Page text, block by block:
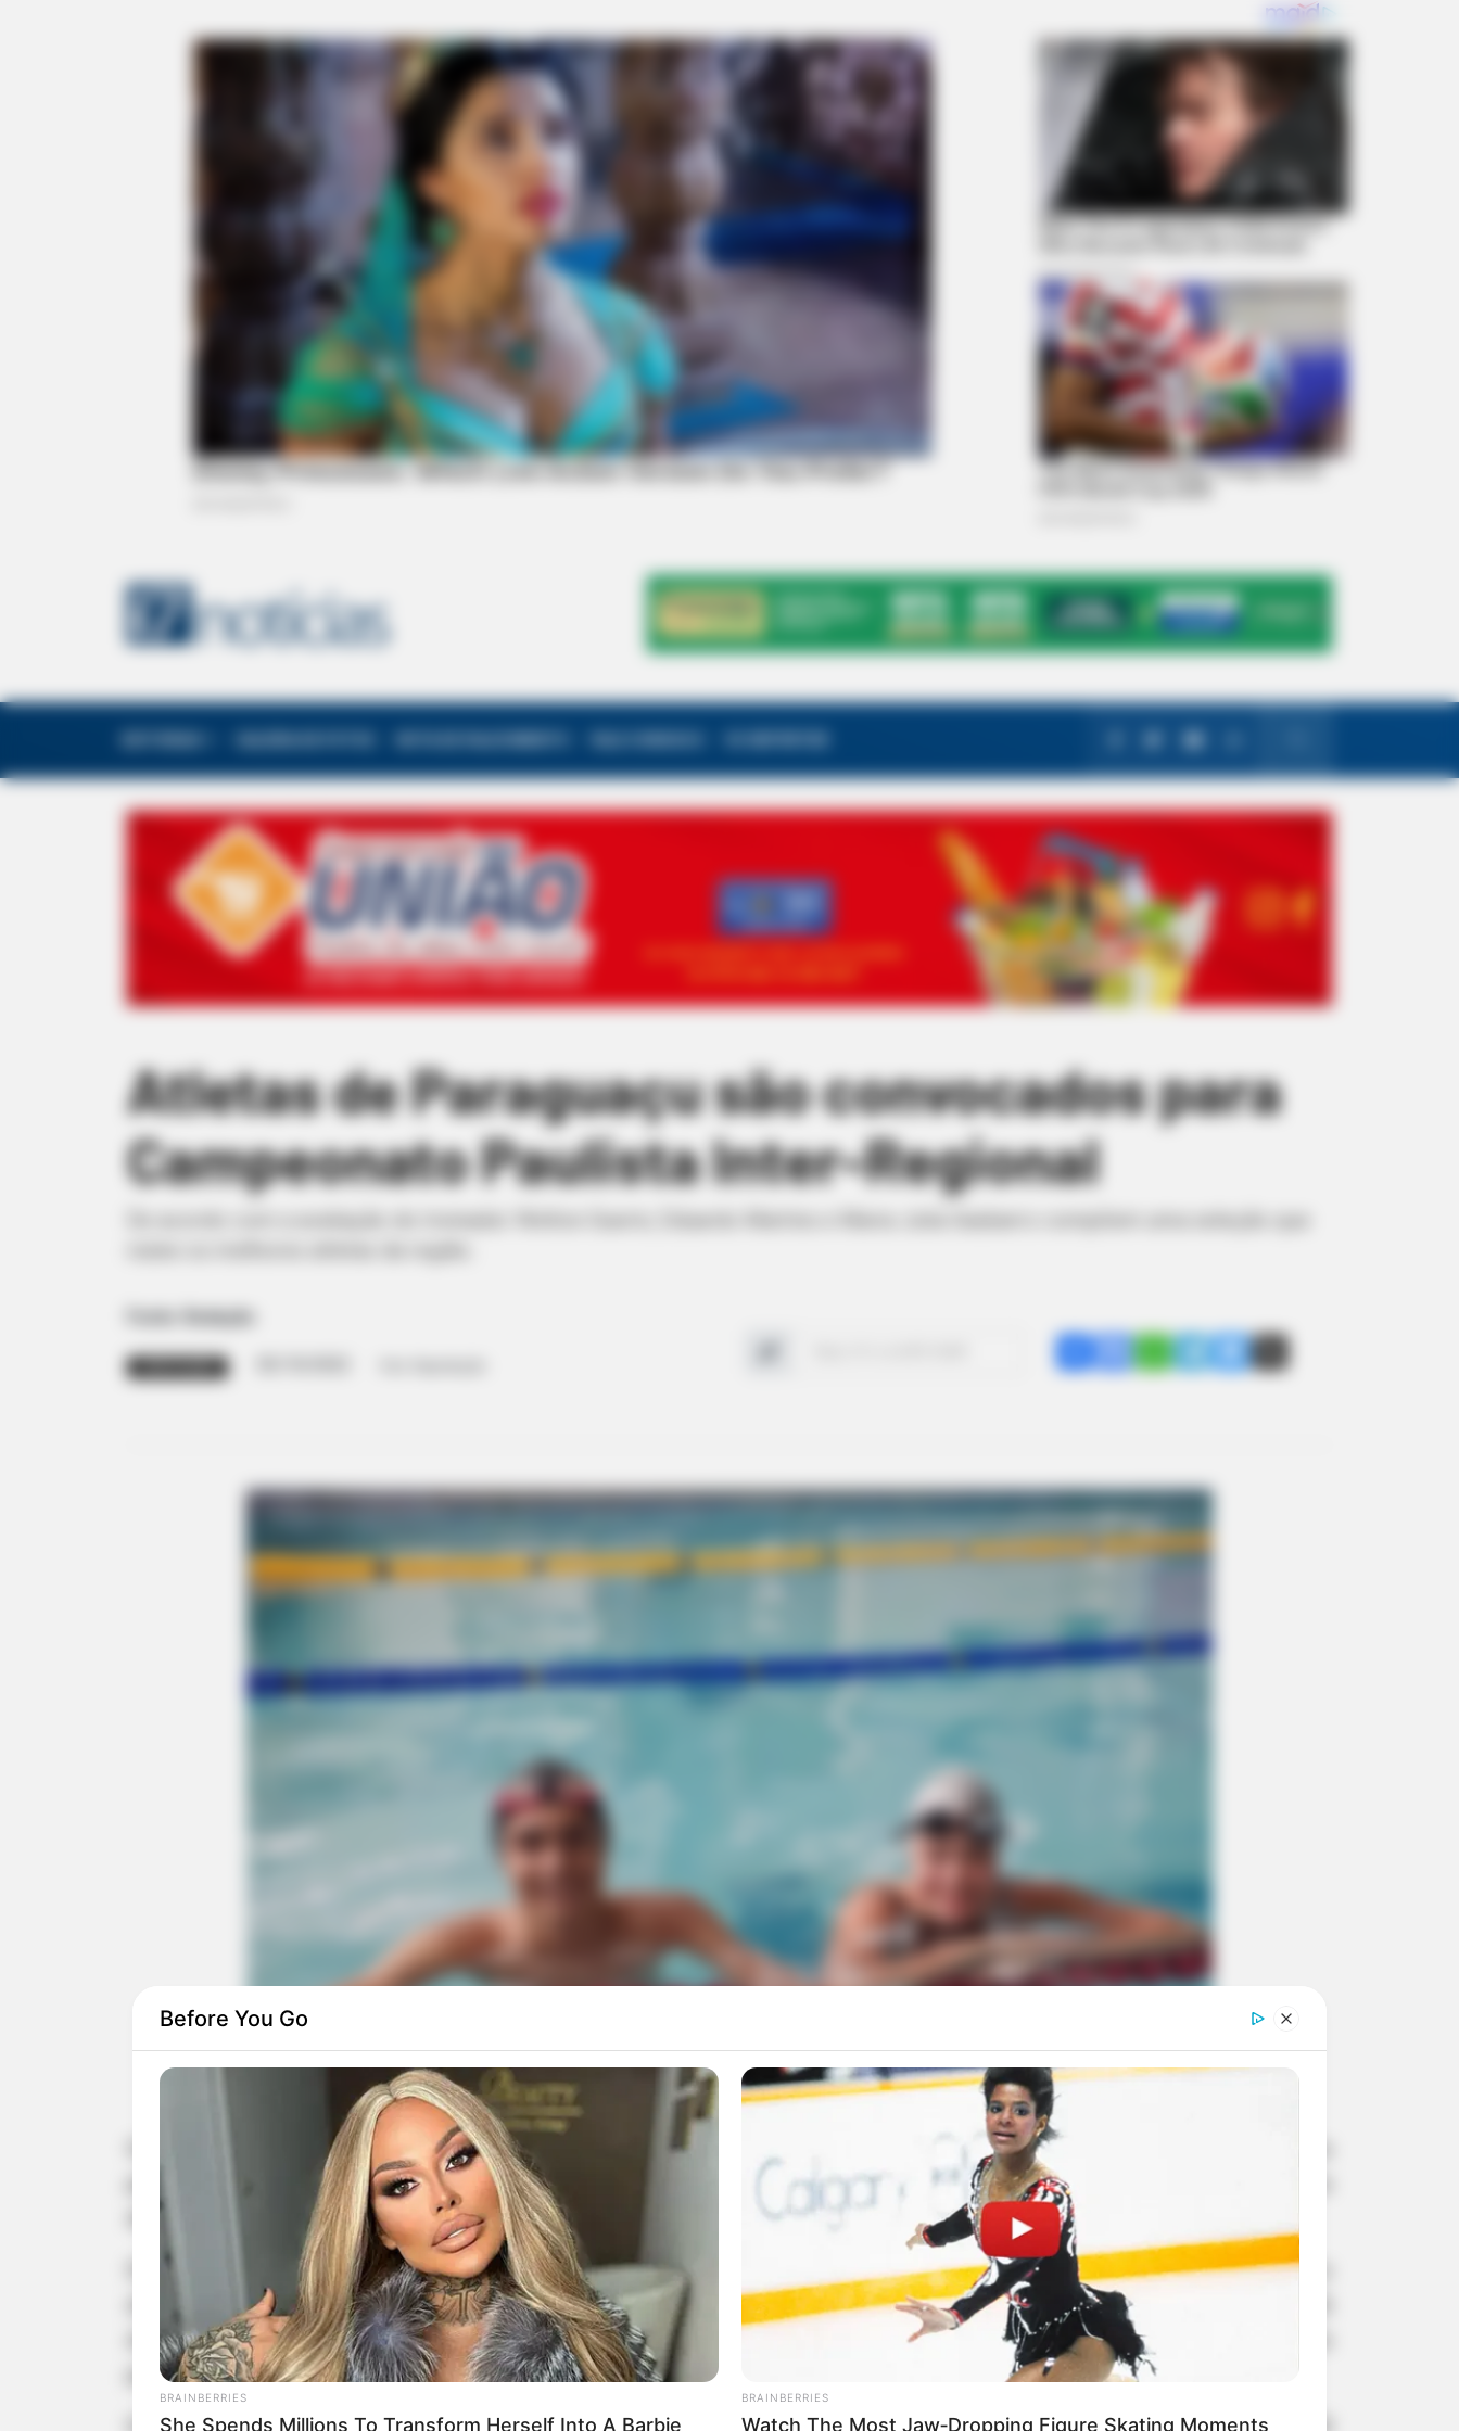
Atletas de Paraguaçu são convocados para
Campeonato Paulista Inter-Regional
ShareFacebookWhatsAppTelegramMessenger
X
De acordo com a avaliação do treinador Welton Guerin, Eduardo Martins e Maria Julia Gasbarro compõem uma seleção que reúne os melhores atletas da região
Os nadadores de Paraguaçu Paulista Eduardo Martins, 15 anos, e Maria Julia Gasbarro, de 14 anos, foram foram convocados
para o XXVII Campeonato Paulista Inter-Regional “Troféu Kim Mollo” de Natação que acontecerá em Mococa, nos próximos
dia 7, 8 e 9 de outubro.
Eles foram convocados pois obtiveram ótimos resultados na seletiva regional, realizada em Bauru no dia 17 de setembro
último. O resultado da convocação foi divulgado pela Federação Aquática Paulista, por meio da Delegacia Regional, dia 26
último, que publicou a lista dos atletas que vão compor a seleção da terceira região, entre eles os nadadores
paraguaçuenses.
Before You Go
BRAINBERRIES
She Spends Millions To Transform Herself Into A Barbie
BRAINBERRIES
Watch The Most Jaw‑Dropping Figure Skating Moments